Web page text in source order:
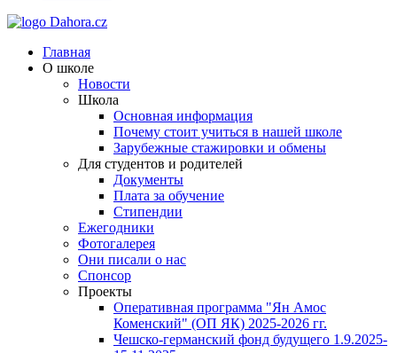
Главная
О школе
Новости
Школа
Основная информация
Почему стоит учиться в нашей школе
Зарубежные стажировки и обмены
Для студентов и родителей
Документы
Плата за обучение
Стипендии
Ежегодники
Фотогалерея
Они писали о нас
Спонсор
Проекты
Оперативная программа "Ян Амос
Коменский" (ОП ЯК) 2025-2026 гг.
Чешско-германский фонд будущего 1.9.2025-